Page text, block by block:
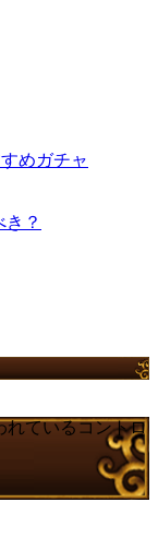
めガチャ
？
れているコントロ